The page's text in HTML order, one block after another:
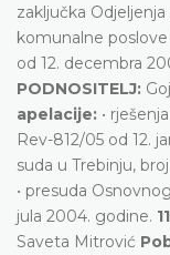
zaključka
komunalne
od 12. decembra
PODNOSITELJ:
apelacije: •
Rev-812/05 od 12.
suda u Trebinju,
• presuda
jula 2004. godine.
Saveta Mitrović